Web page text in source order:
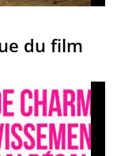
du film